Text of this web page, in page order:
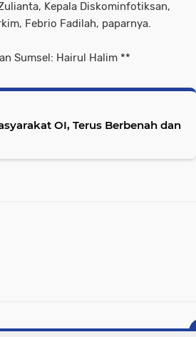
Kepala Diskominfotiksan,
Febrio Fadilah, paparnya.
Sumsel: Hairul Halim **
OI, Terus Berbenah dan